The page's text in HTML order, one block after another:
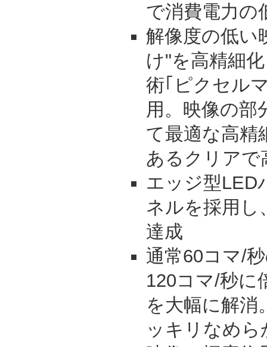
で消費電力の
解像度の低い
け"を高精細
術｢ピクセル
用。映像の部
て最適な高精
あるクリアで
エッジ型LED
ネルを採用し
達成
通常60コマ/
120コマ/秒に
を大幅に解消
ッキリなめら